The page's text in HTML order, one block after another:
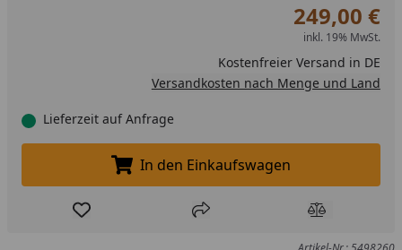
249,00 €
inkl. 19% MwSt.
Kostenfreier Versand in DE
Versandkosten nach Menge und Land
Lieferzeit auf Anfrage
In den Einkaufswagen legen
In den Einkaufswagen
Produkt zur Wunschliste hinzufügen
Teilen Produkt